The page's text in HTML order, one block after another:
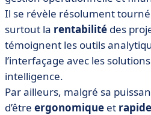
Il se révèle résolument tourné
surtout la rentabilité des
témoignent les outils
l’interfaçage avec les
intelligence.
Par ailleurs, malgré sa
d’être ergonomique et